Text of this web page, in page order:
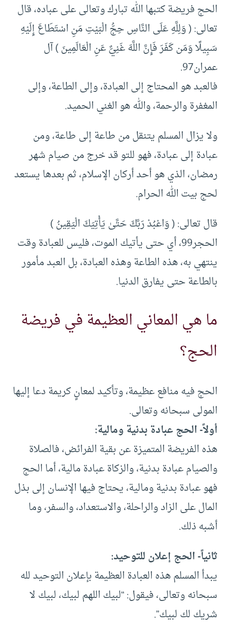
الحج فريضة كتبها الله تبارك وتعالى على عباده، قال
تعالى: ( وَلِلَّهِ عَلَى النَّاسِ حِجُّ الْبَيْتِ مَنِ اسْتَطَاعَ إِلَيْهِ
سَبِيلًا وَمَن كَفَرَ فَإِنَّ اللَّهَ غَنِيٌّ عَنِ الْعَالَمِينَ ) آل
عمران97.
فالعبد هو المحتاج إلى العبادة، وإلى الطاعة، وإلى
المغفرة والرحمة، والله هو الغني الحميد.
ولا يزال المسلم يتنقل من طاعة إلى طاعة، ومن
عبادة إلى عبادة، فهو للتو قد خرج من صيام شهر
رمضان، الذي هو أحد أركان الإسلام، ثم بعدها يستعد
لحج بيت الله الحرام.
قال تعالى: ( وَاعْبُدْ رَبَّكَ حَتَّىٰ يَأْتِيَكَ الْيَقِينُ )
الحجر99، أي حتى يأتيك الموت، فليس للعبادة وقت
ينتهي به، هذه الطاعة وهذه العبادة، بل العبد مأمور
بالطاعة حتى يفارق الدنيا.
ما هي المعاني العظيمة في فريضة
الحج؟
الحج فيه منافع عظيمة، وتأكيد لمعانٍ كريمة دعا إليها
المولى سبحانه وتعالى.
أولاً- الحج عبادة بدنية ومالية:
هذه الفريضة المتميزة عن بقية الفرائض، فالصلاة
والصيام عبادة بدنية، والزكاة عبادة مالية، أما الحج
فهو عبادة بدنية ومالية، يحتاج فيها الإنسان إلى بذل
المال على الزاد والراحلة، والاستعداد، والسفر، وما
أشبه ذلك.
ثانياً- الحج إعلان للتوحيد:
يبدأ المسلم هذه العبادة العظيمة بإعلان التوحيد لله
سبحانه وتعالى، فيقول: “لبيك اللهم لبيك، لبيك لا
شريك لك لبيك”.